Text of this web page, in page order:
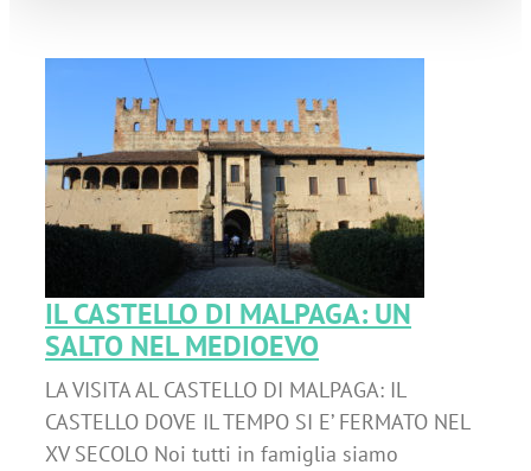
IL CASTELLO DI MALPAGA: UN
SALTO NEL MEDIOEVO
LA VISITA AL CASTELLO DI MALPAGA: IL
CASTELLO DOVE IL TEMPO SI E’ FERMATO NEL
XV SECOLO Noi tutti in famiglia siamo